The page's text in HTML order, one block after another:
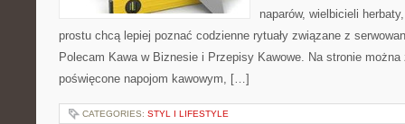
naparów, wielbicieli
prostu chcą lepiej poznać codzienne rytuały związane z
Polecam Kawa w Biznesie i Przepisy Kawowe. Na stronie
poświęcone napojom kawowym, […]
CATEGORIES: STYL I LIFESTYLE